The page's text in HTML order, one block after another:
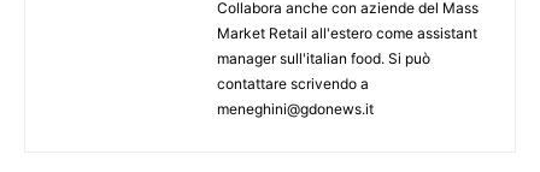
Collabora anche con aziende del Mass
Market Retail all'estero come assistant
manager sull'italian food. Si può
contattare scrivendo a
meneghini@gdonews.it